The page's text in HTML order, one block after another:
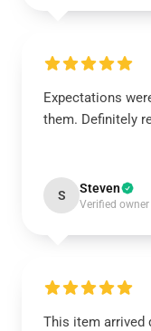
Expectations
them. Definitely
S Steven
Verified owner
This item arrived